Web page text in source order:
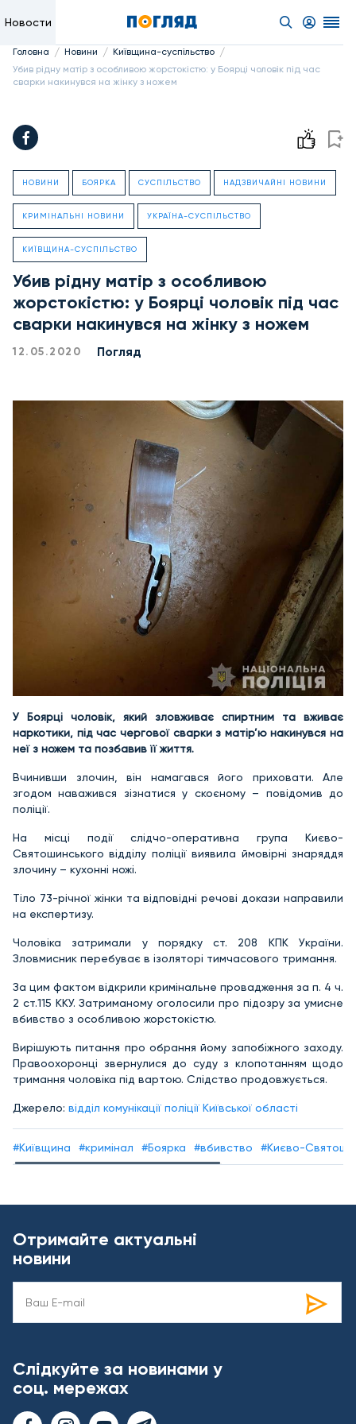
Новости
Головна / Новини / Київщина-суспільство /
Убив рідну матір з особливою жорстокістю: у Боярці чоловік під час
сварки накинувся на жінку з ножем
НОВИНИ БОЯРКА СУСПІЛЬСТВО НАДЗВИЧАЙНІ НОВИНИ
КРИМІНАЛЬНІ НОВИНИ УКРАЇНА-СУСПІЛЬСТВО
КИЇВЩИНА-СУСПІЛЬСТВО
Убив рідну матір з особливою
жорстокістю: у Боярці чоловік під час
сварки накинувся на жінку з ножем
12.05.2020 Погляд
У Боярці чоловік, який зловживає спиртним та вживає
наркотики, під час чергової сварки з матір’ю накинувся на
неї з ножем та позбавив її життя.
Вчинивши злочин, він намагався його приховати. Але
згодом наважився зізнатися у скоєному – повідомив до
поліції.
На місці події слідчо-оперативна група Києво-
Святошинського відділу поліції виявила ймовірні знаряддя
злочину – кухонні ножі.
Тіло 73-річної жінки та відповідні речові докази направили
на експертизу.
Чоловіка затримали у порядку ст. 208 КПК України.
Зловмисник перебуває в ізоляторі тимчасового тримання.
За цим фактом відкрили кримінальне провадження за п. 4 ч.
2 ст.115 ККУ. Затриманому оголосили про підозру за умисне
вбивство з особливою жорстокістю.
Вирішують питання про обрання йому запобіжного заходу.
Правоохоронці звернулися до суду з клопотанням щодо
тримання чоловіка під вартою. Слідство продовжується.
Джерело: відділ комунікації поліції Київської області
#Київщина #кримінал #Боярка #вбивство #Києво-
Отримайте актуальні
новини
Слідкуйте за новинами у
соц. мережах